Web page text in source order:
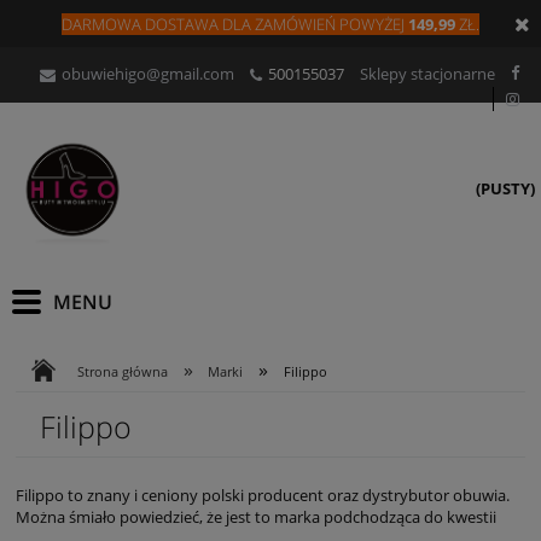
DARMOWA DOSTAWA DLAZAMÓWIEŃ POWYŻEJ 149,99ZŁ.
obuwiehigo@gmail.com 500155037 Sklepy stacjonarne
(PUSTY)
Strona główna » Marki » Filippo
Filippo
Filippo to znany i ceniony polski producent oraz dystrybutor obuwia.
Można śmiało powiedzieć, że jest to marka podchodząca do kwestii